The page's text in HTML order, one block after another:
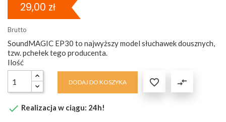
29,00 zł
Brutto
SoundMAGIC EP30 to najwyższy model słuchawek dousznych,
tzw. pchełek tego producenta.
Ilość
DODAJ DO KOSZYKA  compare_arrows
 Realizacja w ciągu: 24h!